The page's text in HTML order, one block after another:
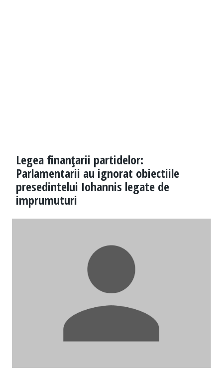
Legea finanţarii partidelor:
Parlamentarii au ignorat obiectiile
presedintelui Iohannis legate de
imprumuturi